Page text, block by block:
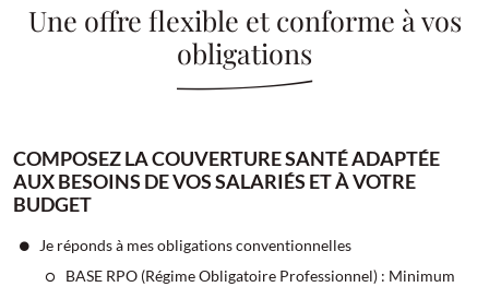
Une offre flexible et conforme à vos
obligations
COMPOSEZ LA COUVERTURE SANTÉ ADAPTÉE
AUX BESOINS DE VOS SALARIÉS ET À VOTRE
BUDGET
Je réponds à mes obligations conventionnelles
BASE RPO (Régime Obligatoire Professionnel) : Minimum